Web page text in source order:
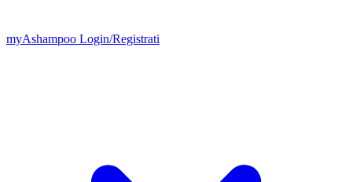
myAshampoo Login/Registrati